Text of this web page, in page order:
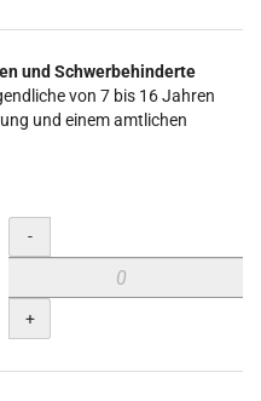
und Schwerbehinderte
von 7 bis 16 Jahren
und einem amtlichen
Menge
-
+